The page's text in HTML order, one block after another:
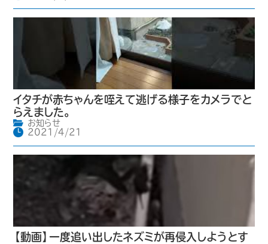
イタチが赤ちゃんを咥えて逃げる様子をカメラでと
らえました。
お知らせ
2021/4/21
【動画】一度追い出したネズミが再侵入しようとす